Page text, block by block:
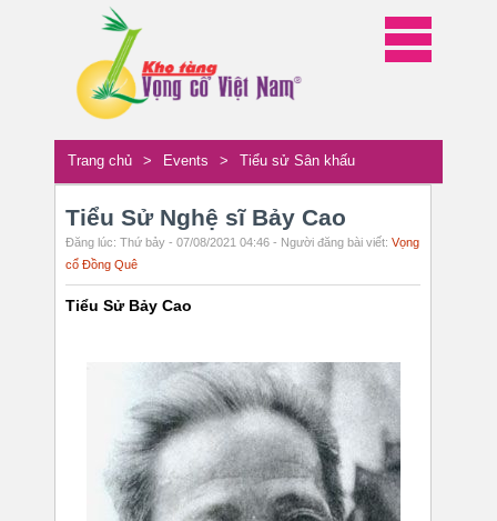
Trang chủ > Events > Tiểu sử Sân khấu
Tiểu Sử Nghệ sĩ Bảy Cao
Đăng lúc: Thứ bảy - 07/08/2021 04:46 - Người đăng bài viết: Vọng
cổ Đồng Quê
Tiểu Sử Bảy Cao